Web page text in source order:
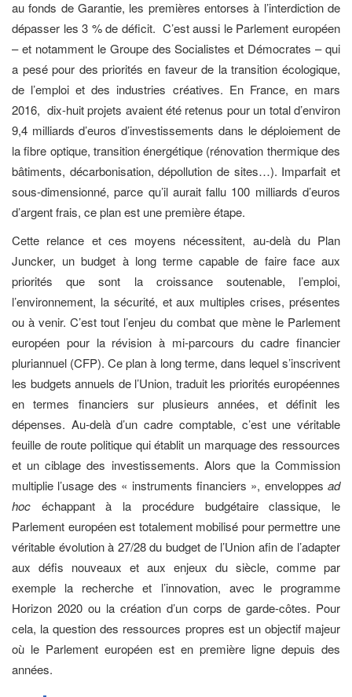
au fonds de Garantie, les premières entorses à l’interdiction de
dépasser les 3 % de déficit. C’est aussi le Parlement européen
– et notamment le Groupe des Socialistes et Démocrates – qui
a pesé pour des priorités en faveur de la transition écologique,
de l’emploi et des industries créatives. En France, en mars
2016, dix-huit projets avaient été retenus pour un total d’environ
9,4 milliards d’euros d’investissements dans le déploiement de
la fibre optique, transition énergétique (rénovation thermique des
bâtiments, décarbonisation, dépollution de sites…). Imparfait et
sous-dimensionné, parce qu’il aurait fallu 100 milliards d’euros
d’argent frais, ce plan est une première étape.
Cette relance et ces moyens nécessitent, au-delà du Plan
Juncker, un budget à long terme capable de faire face aux
priorités que sont la croissance soutenable, l’emploi,
l’environnement, la sécurité, et aux multiples crises, présentes
ou à venir. C’est tout l’enjeu du combat que mène le Parlement
européen pour la révision à mi-parcours du cadre financier
pluriannuel (CFP). Ce plan à long terme, dans lequel s’inscrivent
les budgets annuels de l’Union, traduit les priorités européennes
en termes financiers sur plusieurs années, et définit les
dépenses. Au-delà d’un cadre comptable, c’est une véritable
feuille de route politique qui établit un marquage des ressources
et un ciblage des investissements. Alors que la Commission
multiplie l’usage des « instruments financiers », enveloppes ad
hoc échappant à la procédure budgétaire classique, le
Parlement européen est totalement mobilisé pour permettre une
véritable évolution à 27/28 du budget de l’Union afin de l’adapter
aux défis nouveaux et aux enjeux du siècle, comme par
exemple la recherche et l’innovation, avec le programme
Horizon 2020 ou la création d’un corps de garde-côtes. Pour
cela, la question des ressources propres est un objectif majeur
où le Parlement européen est en première ligne depuis des
années.